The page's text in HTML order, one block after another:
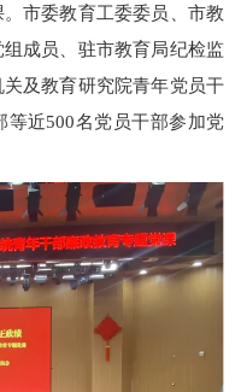
。市委教育工委委员、市教
成员、驻市教育局纪检监
关及教育研究院青年党员干
近500名党员干部参加党